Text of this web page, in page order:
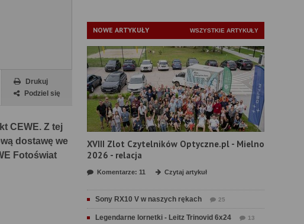
Drukuj
Podziel się
CEWE. Z tej
dostawę we
Fotoświat
NOWE ARTYKUŁY WSZYSTKIE ARTYKUŁY
XVIII Zlot Czytelników Optyczne.pl - Mielno
2026 - relacja
Komentarze: 11 Czytaj artykuł
Sony RX10 V w naszych rękach 25
Legendarne lornetki - Leitz Trinovid 6x24 13